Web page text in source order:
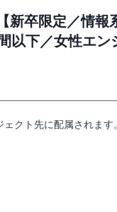
新卒限定／情
以下／女性エン
クト先に配属されます。